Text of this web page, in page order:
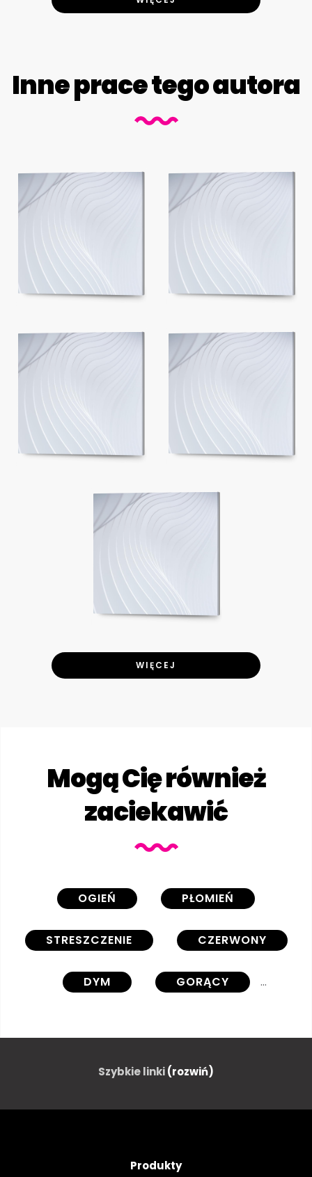
Inne prace tego autora
WIĘCEJ
Mogą Cię również
zaciekawić
OGIEŃ PŁOMIEŃ
STRESZCZENIE CZERWONY
DYM GORĄCY
CHILI
ŚWIATŁO JEDZENIE
Szybkie linki(rozwiń)
Produkty